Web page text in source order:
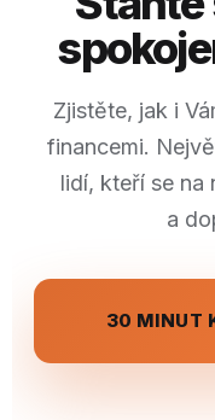
Zjistěte, jak i
financemi.
lidí, kteří se na
a
30 MINUT